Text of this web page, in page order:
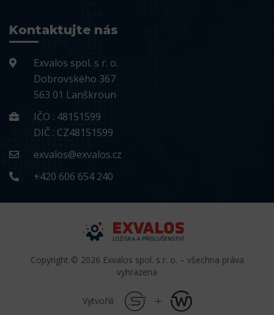
Kontaktujte nás
Exvalos spol. s r. o.
Dobrovského 367
563 01 Lanškroun
IČO : 48151599
DIČ : CZ48151599
exvalos@exvalos.cz
+420 606 654 240
Copyright © 2026 Exvalos spol. s r. o. – všechna práva
vyhrazena
Vytvořili